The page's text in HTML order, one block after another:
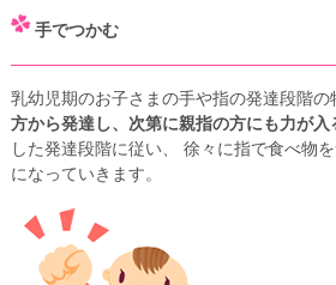
手でつかむ
乳幼児期のお子さまの手や指の発達段階の
方から発達し、次第に親指の方にも力が入
した発達段階に従い、 徐々に指で食べ物
になっていきます。